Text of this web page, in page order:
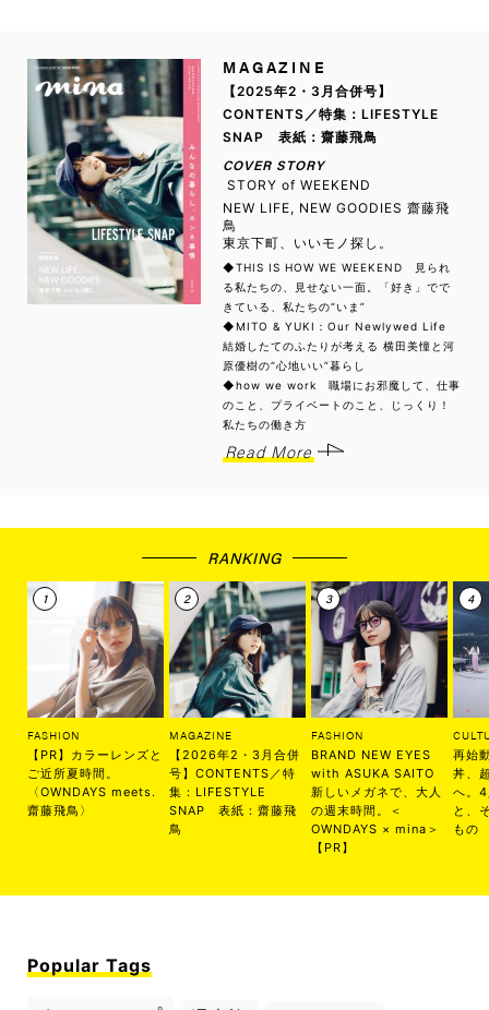
MAGAZINE
【2025年2・3月合併号】
CONTENTS／特集：LIFESTYLE
SNAP 表紙：齋藤飛鳥
COVER STORY
STORY of WEEKEND
NEW LIFE, NEW GOODIES 齋藤飛
鳥
東京下町、いいモノ探し。
◆THIS IS HOW WE WEEKEND 見られ
る私たちの、見せない一面。「好き」でで
きている、私たちの“いま”
◆MITO & YUKI：Our Newlywed Life
結婚したてのふたりが考える 横田美憧と河
原優樹の“心地いい”暮らし
◆how we work 職場にお邪魔して、仕事
のこと、プライベートのこと、じっくり！
私たちの働き方
Read More
RANKING
FASHION
【PR】カラーレンズと
ご近所夏時間。
〈OWNDAYS meets.
齋藤飛鳥〉
MAGAZINE
【2026年2・3月合併
号】CONTENTS／特
集：LIFESTYLE
SNAP 表紙：齋藤飛
鳥
FASHION
BRAND NEW EYES
with ASUKA SAITO
新しいメガネで、大人
の週末時間。＜
OWNDAYS × mina＞
【PR】
再始
丼、
へ。
と、
もの
Popular Tags